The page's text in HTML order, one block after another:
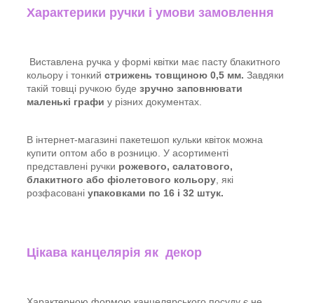
Цікава канцелярія як декор
Характерики ручки і умови замовлення
Виставлена ручка у формі квітки має пасту блакитного
кольору і тонкий стрижень товщиною 0,5 мм. Завдяки
такій товщі ручкою буде зручно заповнювати
маленькі графи у різних документах.
В інтернет-магазині пакетешоп кульки квіток можна
купити оптом або в розницю. У асортименті
представлені ручки рожевого, салатового,
блакитного або фіолетового кольору , які
розфасовані упаковками по 16 і 32 штук.